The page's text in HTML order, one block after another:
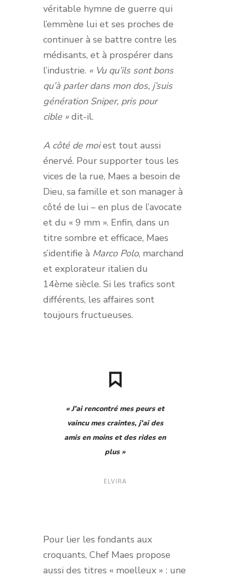
véritable hymne de guerre qui
l’emmène lui et ses proches de
continuer à se battre contre les
médisants, et à prospérer dans
l’industrie. « Vu qu’ils sont bons
qu’à parler dans mon dos, j’suis
génération Sniper, pris pour
cible » dit-il.
A côté de moiest tout aussi
énervé. Pour supporter tous les
vices de la rue, Maes a besoin de
Dieu, sa famille et son manager à
côté de lui – en plus de l’avocate
et du « 9 mm ». Enfin, dans un
titre sombre et efficace, Maes
s’identifie à Marco Polo, marchand
et explorateur italien du
14ème siècle. Si les trafics sont
différents, les affaires sont
toujours fructueuses.
« J’ai rencontré mes peurs et
vaincu mes craintes, j’ai des
amis en moins et des rides en
plus »
ELVIRA
Pour lier les fondants aux
croquants, Chef Maes propose
aussi des titres « moelleux » : une